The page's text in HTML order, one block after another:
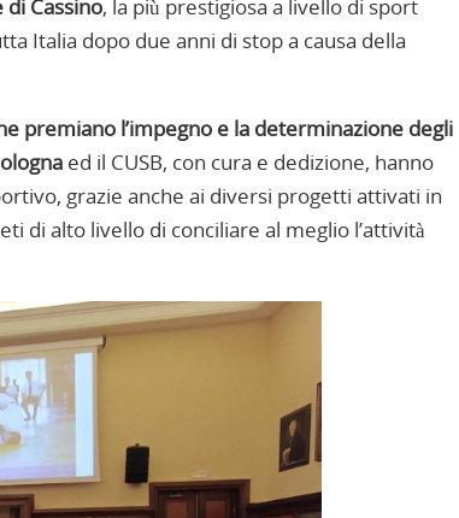
Cassino, la più prestigiosa a livello di sport
Italia dopo due anni di stop a causa della
premiano l’impegno e la determinazione degli
ed il CUSB, con cura e dedizione, hanno
grazie anche ai diversi progetti attivati in
di alto livello di conciliare al meglio l’attività